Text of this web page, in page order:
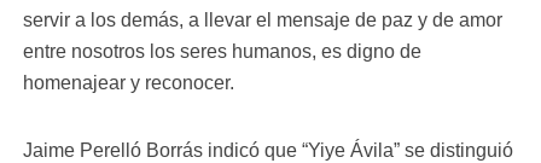
servir a los demás, a llevar el mensaje de paz y de amor
entre nosotros los seres humanos, es digno de
homenajear y reconocer.
Jaime Perelló Borrás indicó que “Yiye Ávila” se distinguió